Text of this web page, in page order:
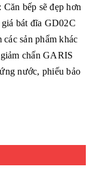
bếp sẽ đẹp hơn
bát đĩa GD02C
sản phẩm khác
chấn GARIS
nước, phiếu bảo